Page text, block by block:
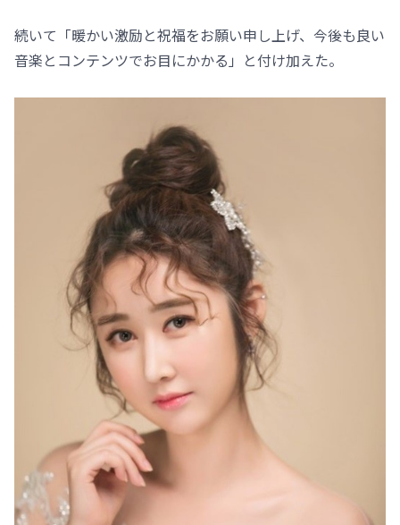
続いて「暖かい激励と祝福をお願い申し上げ、今後も良い
音楽とコンテンツでお目にかかる」と付け加えた。